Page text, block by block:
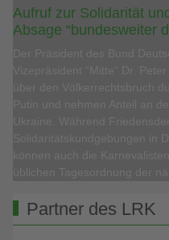
Aufruf zur Solidarität
Absage “bundesweiter
Partner des LRK